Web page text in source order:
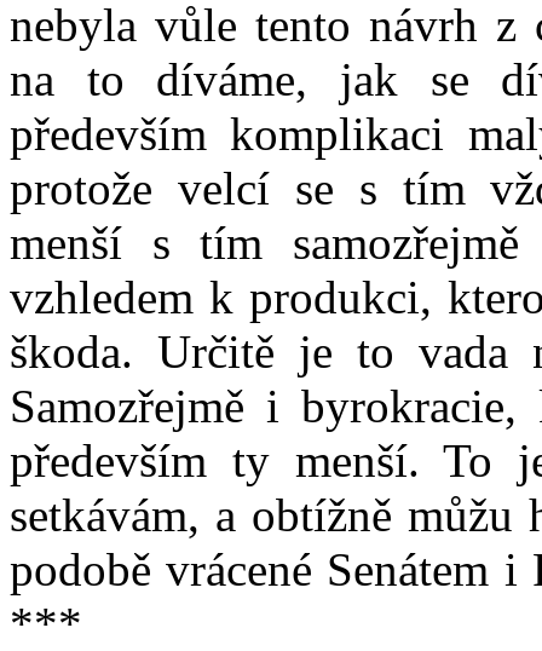
nebyla vůle tento návrh z
na to díváme, jak se
především komplikaci
protože velcí se s tím
menší s tím
vzhledem k produkci,
škoda. Určitě je to vada
Samozřejmě i
především ty menší. To
setkávám, a obtížně
podobě vrácené Senátem
***